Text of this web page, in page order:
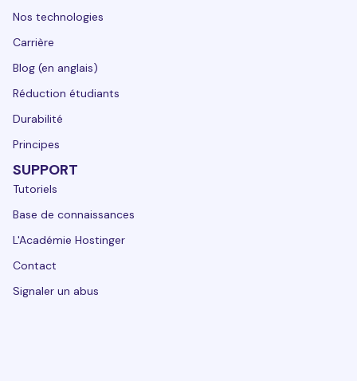
Nos technologies
Carrière
Blog (en anglais)
Réduction étudiants
Durabilité
Principes
SUPPORT
Tutoriels
Base de connaissances
L'Académie Hostinger
Contact
Signaler un abus